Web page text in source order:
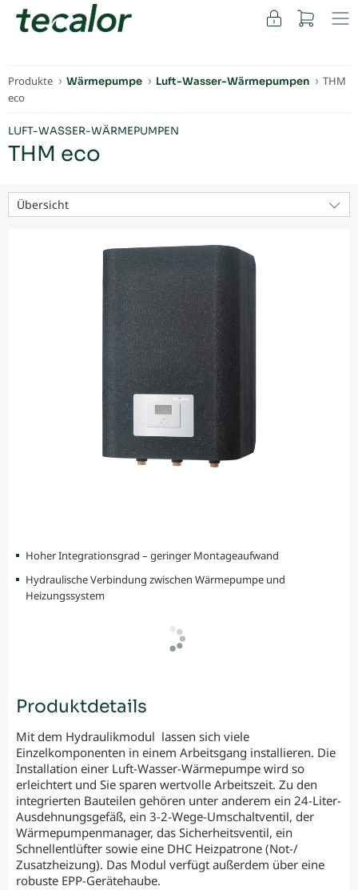
FACHKUNDEN
Produkte Wärmepumpe Luft-Wasser-Wärmepumpen
THM
eco
LUFT-WASSER-WÄRMEPUMPEN
THM eco
Übersicht
Hoher Integrationsgrad – geringer Montageaufwand
Hydraulische Verbindung zwischen Wärmepumpe und
Heizungssystem
Produktdetails
Mit dem Hydraulikmodul lassen sich viele
Einzelkomponenten in einem Arbeitsgang installieren. Die
Installation einer Luft-Wasser-Wärmepumpe wird so
erleichtert und Sie sparen wertvolle Arbeitszeit. Zu den
integrierten Bauteilen gehören unter anderem ein 24-Liter-
Ausdehnungsgefäß, ein 3-2-Wege-Umschaltventil, der
Wärmepumpenmanager, das Sicherheitsventil, ein
Schnellentlüfter sowie eine DHC Heizpatrone (Not-/
Zusatzheizung). Das Modul verfügt außerdem über eine
robuste EPP-Gerätehaube.